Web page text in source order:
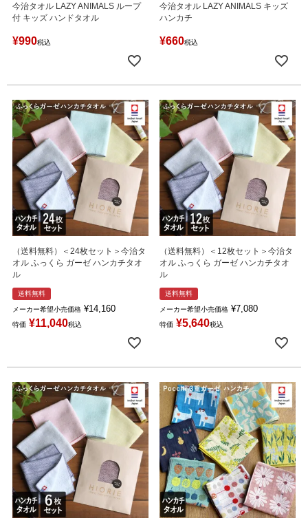
今治タオル LAZY ANIMALS ループ
付 キッズ ハンドタオル
¥990税込
今治タオル LAZY ANIMALS キッズ
ハンカチ
¥660税込
（送料無料）＜24枚セット＞今治タ
オル ふっくら ガーゼ ハンカチタオ
ル
送料無料
メーカー希望小売価格 ¥14,160
特価 ¥11,040税込
（送料無料）＜12枚セット＞今治タ
オル ふっくら ガーゼ ハンカチタオ
ル
送料無料
メーカー希望小売価格 ¥7,080
特価 ¥5,640税込